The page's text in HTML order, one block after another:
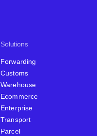
Solutions
Forwarding
Customs
Warehouse
Ecommerce
Enterprise
Transport
Parcel